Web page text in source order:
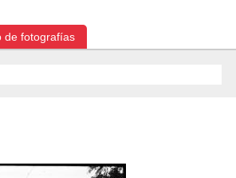
de fotografías